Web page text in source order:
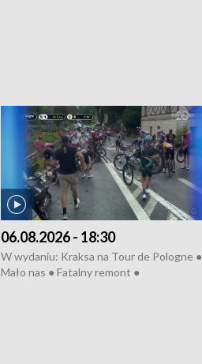
06.08.2026 - 18:30
W wydaniu: Kraksa na Tour de Pologne ●
Mało nas ● Fatalny remont ●